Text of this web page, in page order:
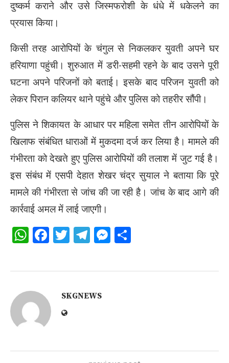
दुष्कर्म कराने और उसे जिस्मफरोशी के धंधे में धकेलने का
प्रयास किया।
किसी तरह आरोपियों के चंगुल से निकलकर युवती अपने घर
हरियाणा पहुंची। शुरुआत में डरी-सहमी रहने के बाद उसने पूरी
घटना अपने परिजनों को बताई। इसके बाद परिजन युवती को
लेकर पिरान कलियर थाने पहुंचे और पुलिस को तहरीर सौंपी।
पुलिस ने शिकायत के आधार पर महिला समेत तीन आरोपियों के
खिलाफ संबंधित धाराओं में मुकदमा दर्ज कर लिया है। मामले की
गंभीरता को देखते हुए पुलिस आरोपियों की तलाश में जुट गई है।
इस संबंध में एसपी देहात शेखर चंद्र सुयाल ने बताया कि पूरे
मामले की गंभीरता से जांच की जा रही है। जांच के बाद आगे की
कार्रवाई अमल में लाई जाएगी।
WhatsApp
Facebook
Twitter
Telegram
Messenger
SKGNEWS